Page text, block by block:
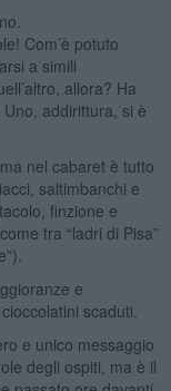
Com’è potuto
a simili
allora? Ha
addirittura, si è
nel cabaret è tutto
saltimbanchi e
finzione e
tra “ladri di Pisa”
e
scaduti.
e unico messaggio
degli ospiti, ma è il